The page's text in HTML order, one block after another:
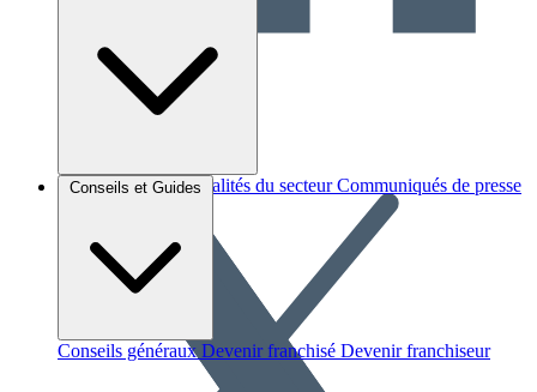
Brèves et actus Actualités du secteur Communiqués de presse
Conseils et Guides
Conseils généraux Devenir franchisé Devenir franchiseur